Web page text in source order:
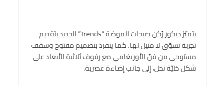
يتميّز ديكور رُكن صيحات الموضة “Trends” الجديد بتقديم
تجربة تسوّق لا مثيل لها. كما ينفرد بتصميم مفتوح وسقف
مستوحى من فنّ الأوريغامي مع رفوف ثلاثية الأبعاد على
شكل خليّة نحل، إلى جانب إضاءة عصرية.